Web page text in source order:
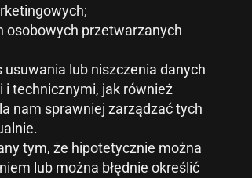
osobowych przetwarzanych
lub niszczenia danych
technicznymi, jak również
nam sprawniej zarządzać tych
tym, że hipotetycznie można
lub można błędnie określić